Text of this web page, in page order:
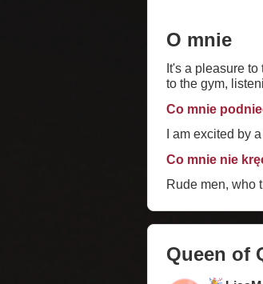
O mnie
It's a pleasure to tell you some
to the gym,
Co mnie
I am excited by
Co mnie nie
Rude men, who
Queen of